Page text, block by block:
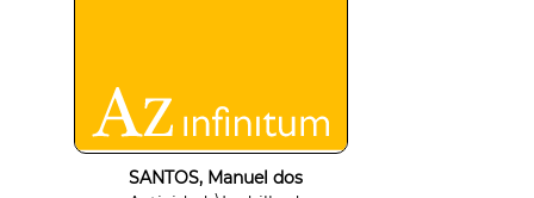
SANTOS, Manuel dos